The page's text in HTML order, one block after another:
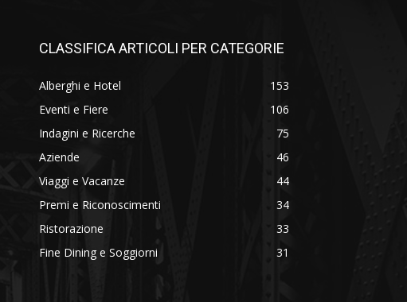
CLASSIFICA ARTICOLI PER CATEGORIE
Alberghi e Hotel
153
Eventi e Fiere
106
Indagini e Ricerche
75
Aziende
46
Viaggi e Vacanze
44
Premi e Riconoscimenti
34
Ristorazione
33
Fine Dining e Soggiorni
31